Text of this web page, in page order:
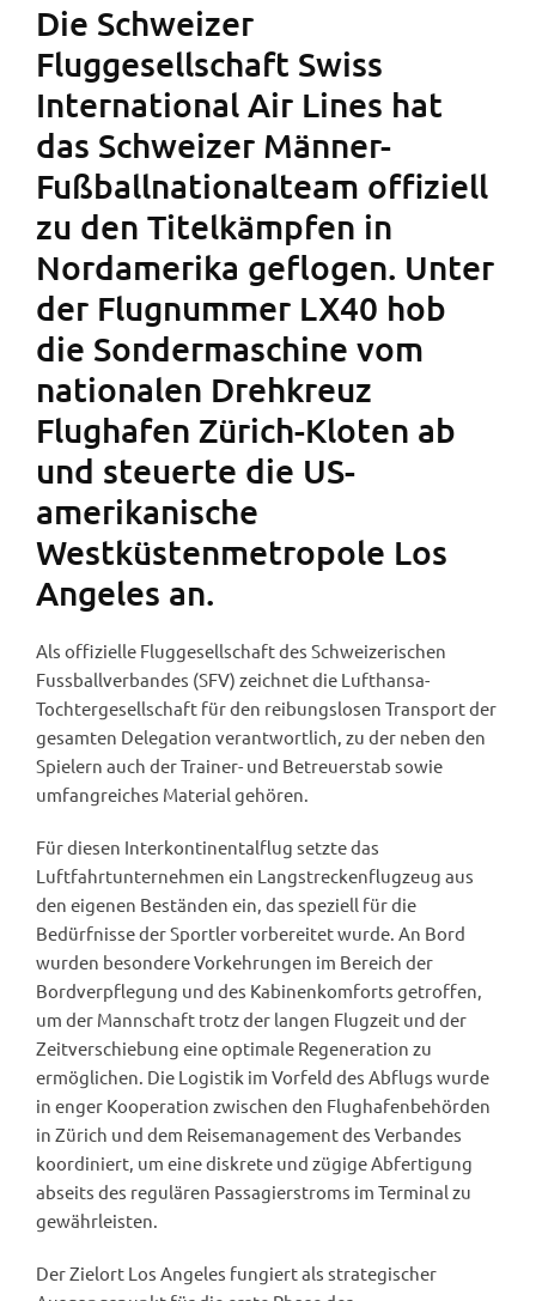
Die Schweizer
Fluggesellschaft Swiss
International Air Lines hat
das Schweizer Männer-
Fußballnationalteam offiziell
zu den Titelkämpfen in
Nordamerika geflogen. Unter
der Flugnummer LX40 hob
die Sondermaschine vom
nationalen Drehkreuz
Flughafen Zürich-Kloten ab
und steuerte die US-
amerikanische
Westküstenmetropole Los
Angeles an.
Als offizielle Fluggesellschaft des Schweizerischen
Fussballverbandes (SFV) zeichnet die Lufthansa-
Tochtergesellschaft für den reibungslosen Transport der
gesamten Delegation verantwortlich, zu der neben den
Spielern auch der Trainer- und Betreuerstab sowie
umfangreiches Material gehören.
Für diesen Interkontinentalflug setzte das
Luftfahrtunternehmen ein Langstreckenflugzeug aus
den eigenen Beständen ein, das speziell für die
Bedürfnisse der Sportler vorbereitet wurde. An Bord
wurden besondere Vorkehrungen im Bereich der
Bordverpflegung und des Kabinenkomforts getroffen,
um der Mannschaft trotz der langen Flugzeit und der
Zeitverschiebung eine optimale Regeneration zu
ermöglichen. Die Logistik im Vorfeld des Abflugs wurde
in enger Kooperation zwischen den Flughafenbehörden
in Zürich und dem Reisemanagement des Verbandes
koordiniert, um eine diskrete und zügige Abfertigung
abseits des regulären Passagierstroms im Terminal zu
gewährleisten.
Der Zielort Los Angeles fungiert als strategischer